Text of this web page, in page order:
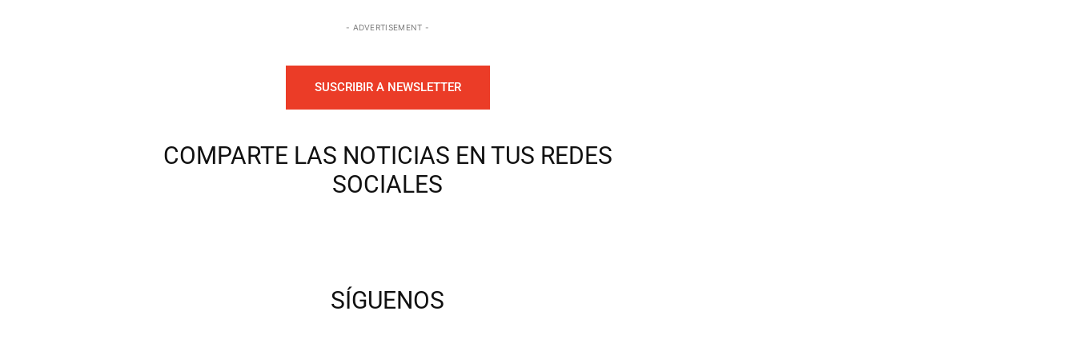
- ADVERTISEMENT -
SUSCRIBIR A NEWSLETTER
COMPARTE LAS NOTICIAS EN TUS REDES
SOCIALES
SÍGUENOS